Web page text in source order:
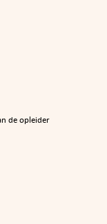
de opleider